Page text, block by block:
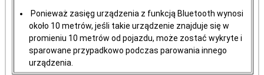
Ponieważ zasięg urządzenia z funkcją Bluetooth wynosi
około 10 metrów, jeśli takie urządzenie znajduje się w
promieniu 10 metrów od pojazdu, może zostać wykryte i
sparowane przypadkowo podczas parowania innego
urządzenia.